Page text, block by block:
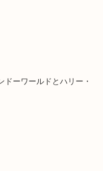
ーワールドとハリー・